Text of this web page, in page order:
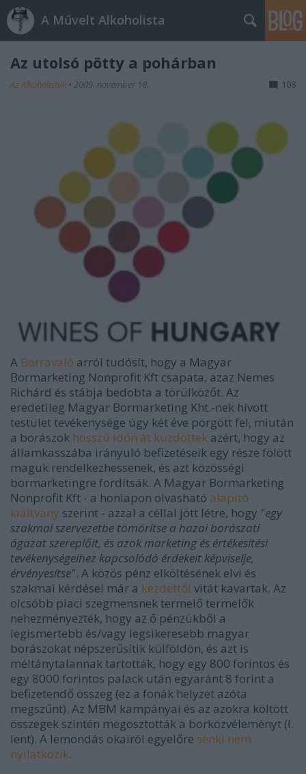
A Művelt Alkoholista
Az utolsó pötty a pohárban
Az Alkoholisták • 2009. november 18. 108
A Borravaló arról tudósít, hogy a Magyar
Bormarketing Nonprofit Kft csapata, azaz Nemes
Richárd és stábja bedobta a törülközőt. Az
eredetileg Magyar Bormarketing Kht.-nek hívott
testület tevékenysége úgy két éve pörgött fel, miután
a borászok hosszú időn át küzdöttek azért, hogy az
államkasszába irányuló befizetéseik egy része fölött
maguk rendelkezhessenek, és azt közösségi
bormarketingre fordítsák. A Magyar Bormarketing
Nonprofit Kft - a honlapon olvasható alapító
kiáltvány szerint - azzal a céllal jött létre, hogy "egy
szakmai szervezetbe tömörítse a hazai borászati
ágazat szereplőit, és azok marketing és értékesítési
tevékenységeihez kapcsolódó érdekeit képviselje,
érvényesítse". A közös pénz elköltésének elvi és
szakmai kérdései már a kezdettől vitát kavartak. Az
olcsóbb piaci szegmensnek termelő termelők
nehezményezték, hogy az ő pénzükből a
legismertebb és/vagy legsikeresebb magyar
borászokat népszerűsítik külföldön, és azt is
méltánytalannak tartották, hogy egy 800 forintos és
egy 8000 forintos palack után egyaránt 8 forint a
befizetendő összeg (ez a fonák helyzet azóta
megszűnt). Az MBM kampányai és az azokra költött
összegek szintén megosztották a borközvéleményt (l.
lent). A lemondás okairól egyelőre senki nem
nyilatkozik.